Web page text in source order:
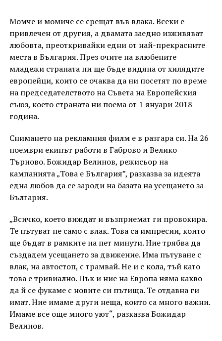
Момче и момиче се срещат във влака. Всеки е
привлечен от другия, а двамата заедно изживяват
любовта, преоткривайки едни от най-прекрасните
места в България. През очите на влюбените
младежи страната ни ще бъде видяна от хилядите
европейци, които се очаква да ни посетят по време
на председателството на Съвета на Европейския
съюз, което страната ни поема от 1 януари 2018
година.
Снимането на рекламния филм е в разгара си. На 26
ноември екипът работи в Габрово и Велико
Търново. Божидар Велинов, режисьор на
кампанията „Това е България”, разказва за идеята
една любов да се зароди на базата на усещането за
България.
„Всичко, което виждат и възприемат ги провокира.
Те пътуват не само с влак. Това са импресии, които
ще бъдат в рамките на пет минути. Ние трябва да
създадем усещането за движение. Има пътуване с
влак, на автостоп, с трамвай. Не и с кола, тъй като
това е тривиално. Пък и ние на Европа няма какво
да й се фукаме с новите си пътища. Те отдавна ги
имат. Ние имаме други неща, които са много важни.
Имаме все още много уют“, разказва Божидар
Велинов.